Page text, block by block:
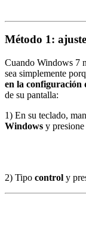
Método 1:
Cuando Windows 7
sea simplemente
en la configuración
de su pantalla:
1) En su teclado,
Windows y presione
2) Tipo control y